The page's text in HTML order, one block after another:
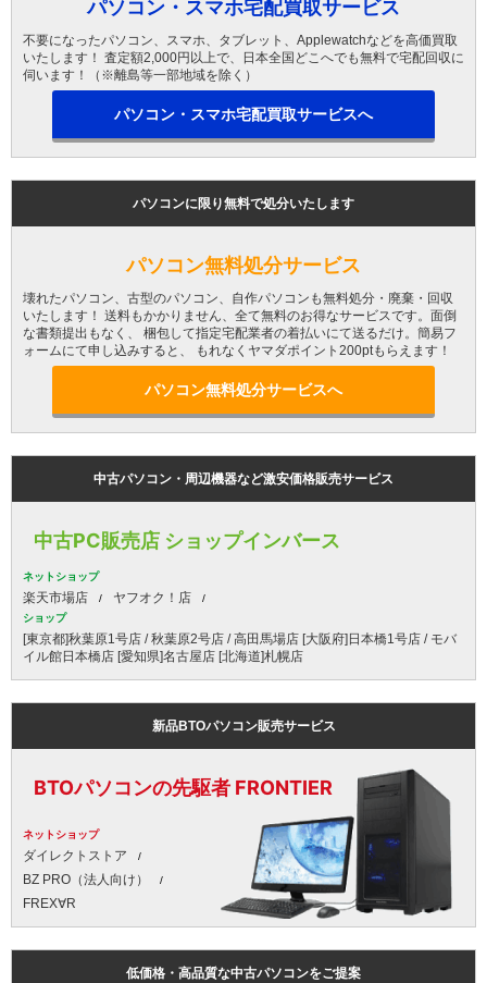
パソコン・スマホ宅配買取サービス
不要になったパソコン、スマホ、タブレット、Applewatchなどを高価買取
いたします！ 査定額2,000円以上で、日本全国どこへでも無料で宅配回収に
伺います！（※離島等一部地域を除く）
パソコン・スマホ宅配買取サービスへ
パソコンに限り無料で処分いたします
パソコン無料処分サービス
壊れたパソコン、古型のパソコン、自作パソコンも無料処分・廃棄・回収
いたします！ 送料もかかりません、全て無料のお得なサービスです。面倒
な書類提出もなく、 梱包して指定宅配業者の着払いにて送るだけ。簡易フ
ォームにて申し込みすると、 もれなくヤマダポイント200ptもらえます！
パソコン無料処分サービスへ
中古パソコン・周辺機器など激安価格販売サービス
中古PC販売店 ショップインバース
ネットショップ
楽天市場店 ヤフオク！店
ショップ
[東京都]秋葉原1号店 / 秋葉原2号店 / 高田馬場店 [大阪府]日本橋1号店 / モバ
イル館日本橋店 [愛知県]名古屋店 [北海道]札幌店
新品BTOパソコン販売サービス
BTOパソコンの先駆者 FRONTIER
ネットショップ
ダイレクトストア
BZ PRO（法人向け）
FREX∀R
低価格・高品質な中古パソコンをご提案